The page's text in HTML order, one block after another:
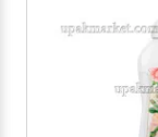
ПАКЕТЫ
ПАКЕТЫ
ВАТНО-